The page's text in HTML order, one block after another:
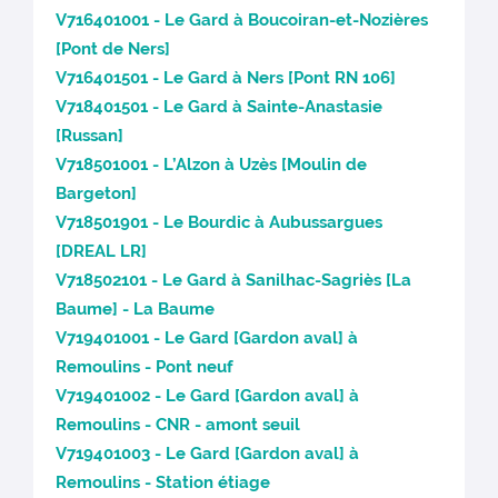
V716401001 - Le Gard à Boucoiran-et-Nozières
[Pont de Ners]
V716401501 - Le Gard à Ners [Pont RN 106]
V718401501 - Le Gard à Sainte-Anastasie
[Russan]
V718501001 - L’Alzon à Uzès [Moulin de
Bargeton]
V718501901 - Le Bourdic à Aubussargues
[DREAL LR]
V718502101 - Le Gard à Sanilhac-Sagriès [La
Baume] - La Baume
V719401001 - Le Gard [Gardon aval] à
Remoulins - Pont neuf
V719401002 - Le Gard [Gardon aval] à
Remoulins - CNR - amont seuil
V719401003 - Le Gard [Gardon aval] à
Remoulins - Station étiage